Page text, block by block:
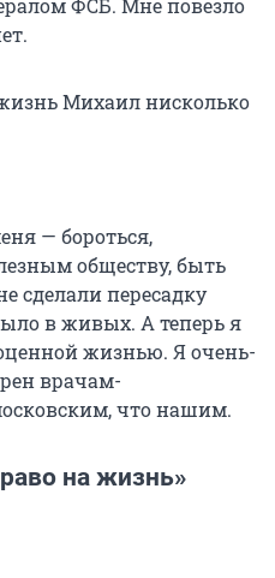
ФСБ. Мне повезло
Михаил нисколько
— бороться,
обществу, быть
сделали пересадку
в живых. А теперь я
жизнью. Я очень-
врачам-
что нашим.
на жизнь»